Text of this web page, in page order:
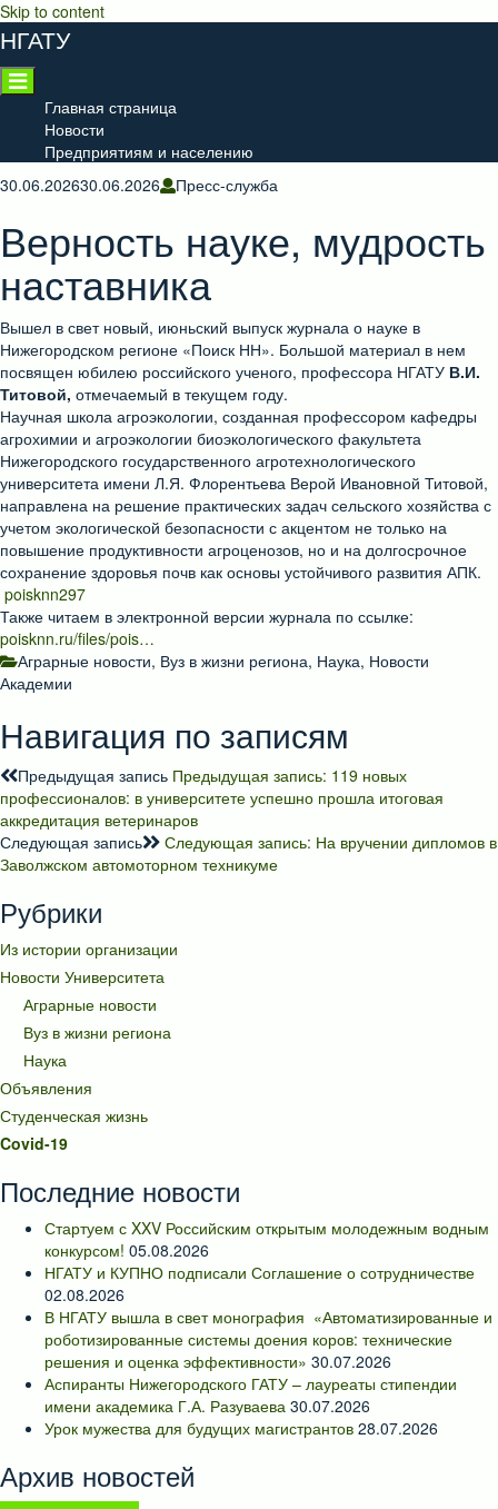
Skip to content
НГАТУ
Главная страница
Новости
Предприятиям и населению
30.06.202630.06.2026 Пресс-служба
Верность науке, мудрость
наставника
Вышел в свет новый, июньский выпуск журнала о науке в
Нижегородском регионе «Поиск НН». Большой материал в нем
посвящен юбилею российского ученого, профессора НГАТУ В.И.
Титовой, отмечаемый в текущем году.
Научная школа агроэкологии, созданная профессором кафедры
агрохимии и агроэкологии биоэкологического факультета
Нижегородского государственного агротехнологического
университета имени Л.Я. Флорентьева Верой Ивановной Титовой,
направлена на решение практических задач сельского хозяйства с
учетом экологической безопасности с акцентом не только на
повышение продуктивности агроценозов, но и на долгосрочное
сохранение здоровья почв как основы устойчивого развития АПК.
poisknn297
Также читаем в электронной версии журнала по ссылке:
poisknn.ru/files/pois…
Аграрные новости, Вуз в жизни региона, Наука, Новости
Академии
Навигация по записям
Предыдущая запись Предыдущая запись: 119 новых
профессионалов: в университете успешно прошла итоговая
аккредитация ветеринаров
Следующая запись
Следующая запись: На вручении дипломов в
Заволжском автомоторном техникуме
Рубрики
Из истории организации
Новости Университета
Аграрные новости
Вуз в жизни региона
Наука
Объявления
Студенческая жизнь
Covid-19
Последние новости
Стартуем с XXV Российским открытым молодежным водным
конкурсом! 05.08.2026
НГАТУ и КУПНО подписали Соглашение о сотрудничестве
02.08.2026
В НГАТУ вышла в свет монография «Автоматизированные и
роботизированные системы доения коров: технические
решения и оценка эффективности» 30.07.2026
Аспиранты Нижегородского ГАТУ – лауреаты стипендии
имени академика Г.А. Разуваева 30.07.2026
Урок мужества для будущих магистрантов 28.07.2026
Архив новостей